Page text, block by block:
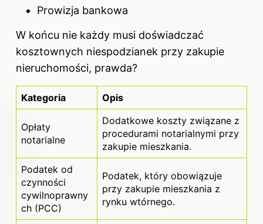
Prowizja bankowa
W końcu nie każdy musi doświadczać
kosztownych niespodzianek przy zakupie
nieruchomości, prawda?
Kategoria Opis
Opłaty
notarialne
Dodatkowe koszty związane z
procedurami notarialnymi przy
zakupie mieszkania.
Podatek od
czynności
cywilnoprawny
ch (PCC)
Podatek, który obowiązuje
przy zakupie mieszkania z
rynku wtórnego.